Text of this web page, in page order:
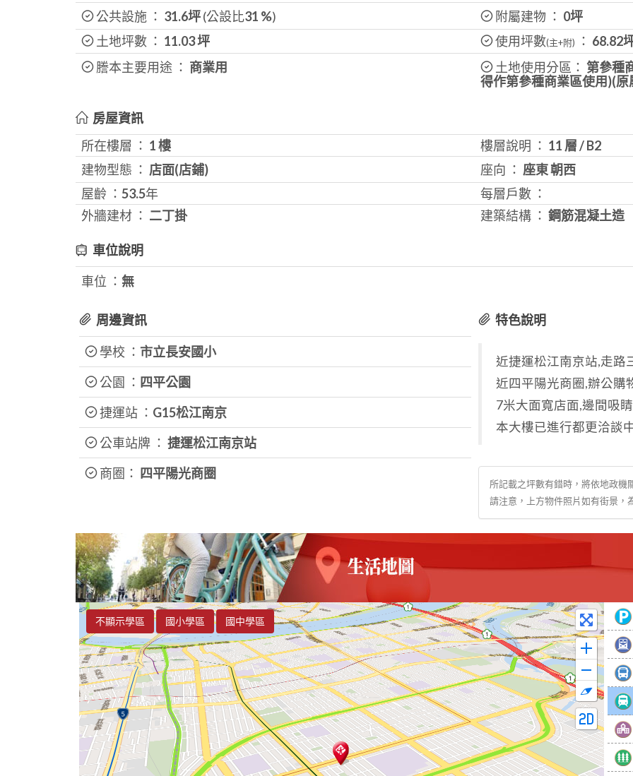
公共設施 ： 31.6坪(公設比31 %) 附屬建物 ： 0坪
土地坪數 ： 11.03坪 使用坪數(主+附) ： 68.82
謄本主要用途 ： 商業用 土地使用分區： 第參種
得作第參種商業區使用)(
房屋資訊
所在樓層 ： 1 樓 樓層說明 ： 11 層/B2
建物型態 ： 店面(店鋪) 座向 ： 座東 朝西
屋齡 ： 53.5年
每層戶數 ：
外牆建材 ： 二丁掛 建築結構 ： 鋼筋混凝土造
車位說明
車位 ： 無
周邊資訊
學校 ： 市立長安國小
公園 ： 四平公園
捷運站 ： G15松江南京
公車站牌 ： 捷運松江南京站
商圈： 四平陽光商圈
特色說明
近捷運松江南京站,走路
近四平陽光商圈,辦公購
7米大面寬店面,邊間吸
本大樓已進行都更洽談
所記載之坪數有錯時，將依地政機
請注意，上方物件照片如有街景，
不顯示學區 國小學區 國中學區